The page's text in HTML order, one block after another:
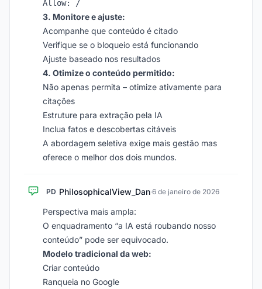
3. Monitore e ajuste:
Acompanhe que conteúdo é citado
Verifique se o bloqueio está funcionando
Ajuste baseado nos resultados
4. Otimize o conteúdo permitido:
Não apenas permita – otimize ativamente para
citações
Estruture para extração pela IA
Inclua fatos e descobertas citáveis
A abordagem seletiva exige mais gestão mas
oferece o melhor dos dois mundos.
PD PhilosophicalView_Dan·6 de janeiro de 2026
Perspectiva mais ampla:
O enquadramento “a IA está roubando nosso
conteúdo” pode ser equivocado.
Modelo tradicional da web:
Criar conteúdo
Ranqueia no Google